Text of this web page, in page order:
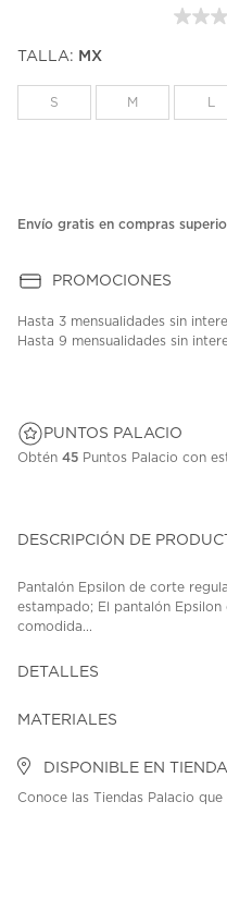
TALLA: MX
S M
Envío gratis en compras
PROMOCIONES
Hasta 3 mensualidades sin
Hasta 9 mensualidades sin
PUNTOS PALACIO
Obtén 45 Puntos Palacio con
DESCRIPCIÓN DE
Pantalón Epsilon de corte
estampado; El pantalón
comodida...
DETALLES
MATERIALES
DISPONIBLE EN TIENDA
Conoce las Tiendas Palacio